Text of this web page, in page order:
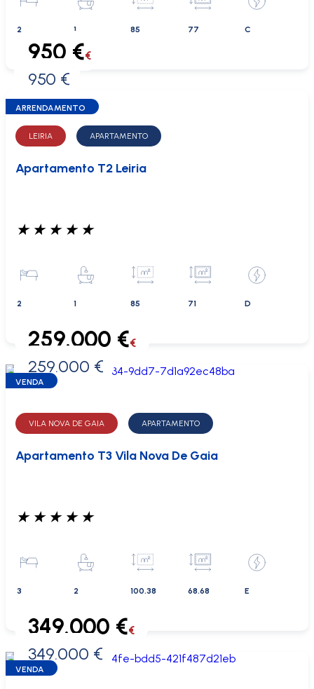
2 1 85 77 C
0 €
950 €€
950 €
ARRENDAMENTO
LEIRIA APARTAMENTO
Apartamento T2 Leiria
★ ★ ★ ★ ★
2 1 85 71 D
0 €
259.000 €€
259.000 €
VENDA
VILA NOVA DE GAIA APARTAMENTO
Apartamento T3 Vila Nova De Gaia
★ ★ ★ ★ ★
3 2 100.38 68.68 E
0 €
349.000 €€
349.000 €
VENDA